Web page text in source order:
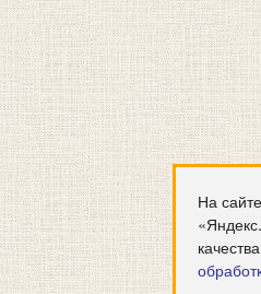
На